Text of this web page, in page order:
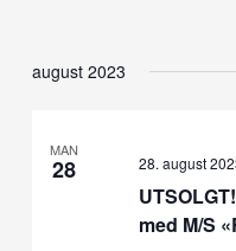
august 2023
MAN
28
med M/S
28. august